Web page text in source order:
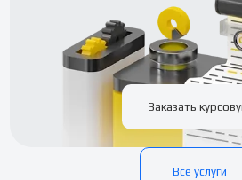
Заказать
Все услуги